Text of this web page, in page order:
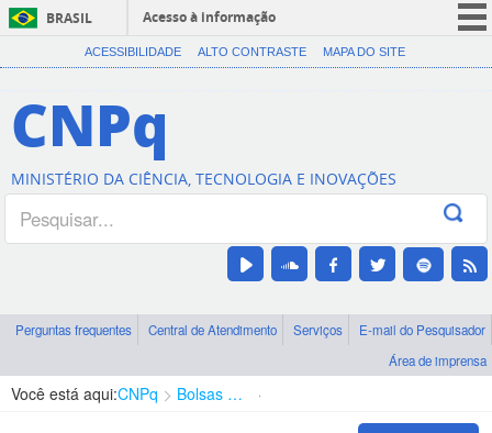
BRASIL
Acesso à informação
CORONAVÍRUS (COVID-19)
Canais
ACESSIBILIDADE ALTO CONTRASTE MAPA DO SITE
CNPq
MINISTÉRIO DA CIÊNCIA, TECNOLOGIA E INOVAÇÕES
Perguntas frequentes Central de Atendimento Serviços
E-mail do Pesquisador
Área de imprensa
Você está aqui:CNPq Bolsas e Auxílios Vigentes